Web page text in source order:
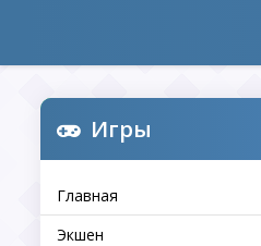
Игры
Главная
Экшен